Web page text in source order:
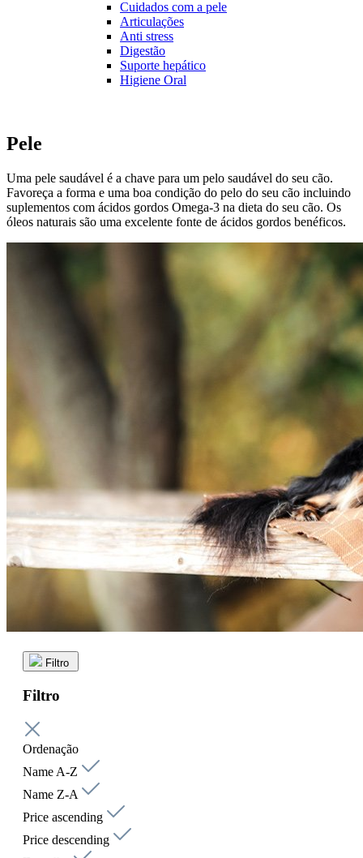
Cuidados com a pele
Articulações
Anti stress
Digestão
Suporte hepático
Higiene Oral
Pele
Uma pele saudável é a chave para um pelo saudável do seu cão.
Favoreça a forma e uma boa condição do pelo do seu cão incluindo
suplementos com ácidos gordos Omega-3 na dieta do seu cão. Os
óleos naturais são uma excelente fonte de ácidos gordos benéficos.
Filtro
Filtro
Ordenação
Name A-Z
Name Z-A
Price ascending
Price descending